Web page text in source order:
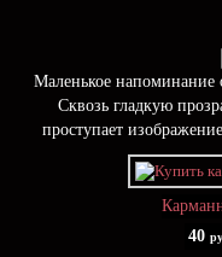
Маленькое напоминание
Сквозь гладкую
проступает
40